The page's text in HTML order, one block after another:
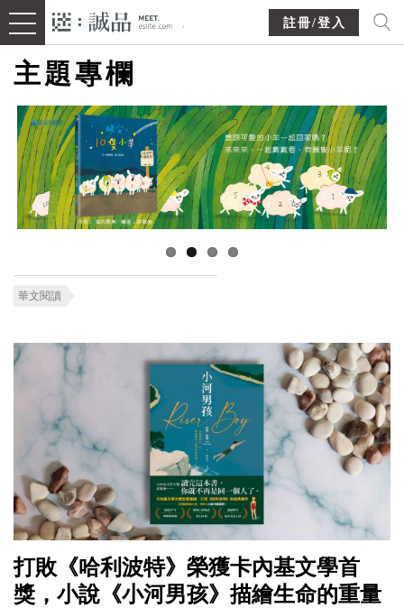
註冊/登入
主題專欄
華文閱讀
打敗《哈利波特》榮獲卡內基文學首
獎，小說《小河男孩》描繪生命的重量